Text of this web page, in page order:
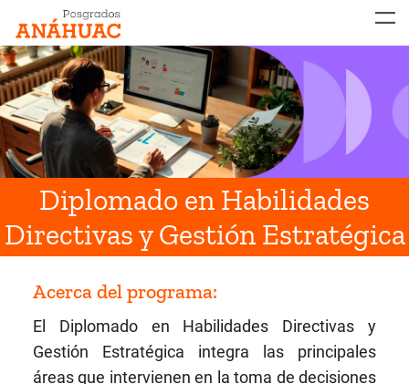
Diplomado en Habilidades
Directivas y Gestión Estratégica
Acerca del programa:
El Diplomado en Habilidades Directivas y
Gestión Estratégica integra las principales
áreas que intervienen en la toma de decisiones